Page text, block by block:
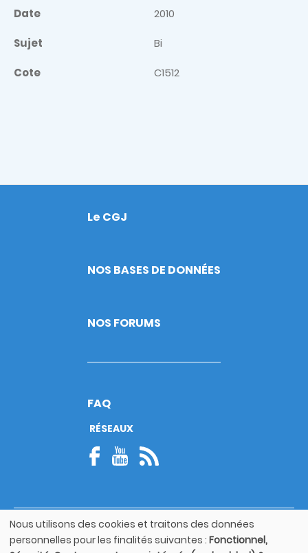
Date 2010
Sujet Bi
Cote C1512
Footer
Le CGJ
NOS BASES DE DONNÉES
NOS FORUMS
FAQ
RÉSEAUX
© Copyright 2026
Footer
bottom
Utilisation
des
Nous utilisons des cookies et traitons des données
personnelles pour les finalités suivantes : Fonctionnel,